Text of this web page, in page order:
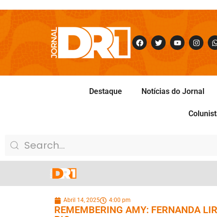
Destaque Notícias do Jornal
Abril 14, 2025 4:00 pm
REMEMBERING AMY: FERNANDA